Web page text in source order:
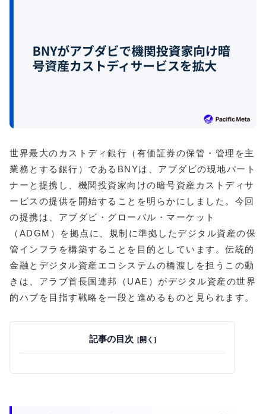
世界最大のカストディ銀行（有価証券の保管・管理を主
業務とする銀行）であるBNYは、アブダビの現地パート
ナーと提携し、機関投資家向けの暗号資産カストディサ
ービスの提供を開始することを明らかにしました。今回
の提携は、アブダビ・グローバル・マーケット
（ADGM）を拠点に、規制に準拠したデジタル資産の保
管インフラを構築することを目的としています。伝統的
金融とデジタル資産エコシステムの橋渡しを担うこの動
きは、アラブ首長国連邦（UAE）がデジタル資産の世界
的ハブを目指す戦略を一段と進めるものと見られます。
記事の目次